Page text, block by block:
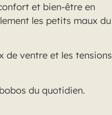
et bien-être en
les petits maux du
de ventre et les tensions
du quotidien.